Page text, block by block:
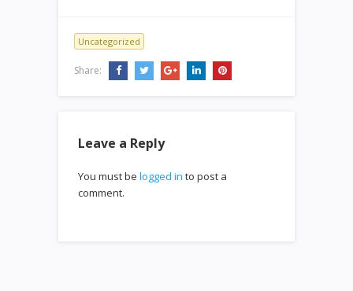
Uncategorized
Share:
Leave a Reply
You must be logged in to post a
comment.